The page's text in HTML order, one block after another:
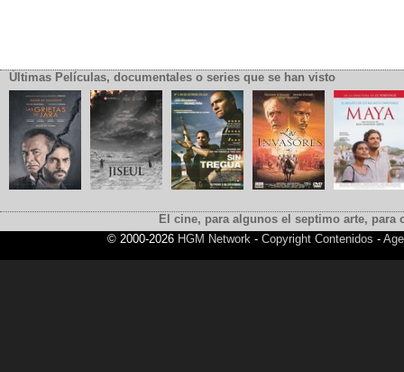
Últimas Películas, documentales o series que se han visto
El cine, para algunos el septimo arte,
© 2000-2026 HGM Network- Copyright Contenidos -